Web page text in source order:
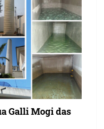
Galli Mogi das